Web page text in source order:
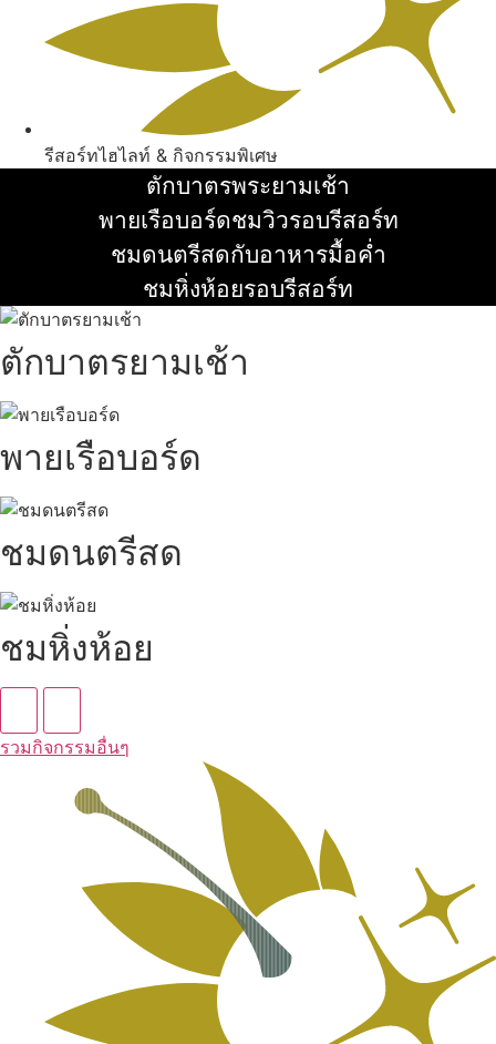
รีสอร์ทไฮไลท์ & กิจกรรมพิเศษ
ตักบาตรพระยามเช้า
อ่านเพิ่ม
พายเรือบอร์ดชมวิวรอบรีสอร์ท
อ่านเพิ่ม
ชมดนตรีสดกับอาหารมื้อค่ำ
อ่านเพิ่ม
ชมหิ่งห้อยรอบรีสอร์ท
ตักบาตรยามเช้า
พายเรือบอร์ด
ชมดนตรีสด
ชมหิ่งห้อย
รวมกิจกรรมอื่นๆ